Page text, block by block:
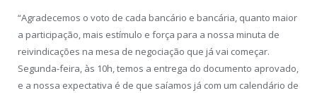
“Agradecemos o voto de cada bancário e bancária, quanto maior
a participação, mais estímulo e força para a nossa minuta de
reivindicações na mesa de negociação que já vai começar.
Segunda-feira, às 10h, temos a entrega do documento aprovado,
e a nossa expectativa é de que saíamos já com um calendário de